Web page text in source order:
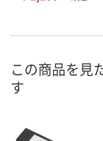
この商品を見
す